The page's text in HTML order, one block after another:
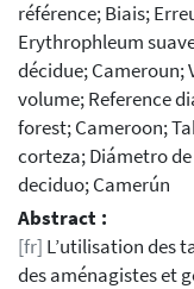
référence; Biais;
Erythrophleum
décidue; Cameroun;
volume; Reference
forest; Cameroon;
corteza; Diámetro
deciduo; Camerún
Abstract :
[fr] L’utilisation des
des aménagistes et